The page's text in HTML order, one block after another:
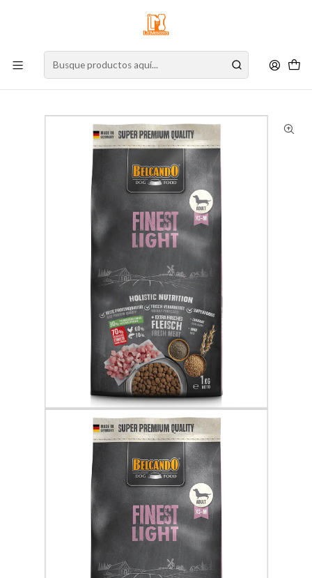
Nuestro stock online es independiente de la tienda física.
Compre por la web para garantizar sus productos y espere nuestra
Perro Alimento para Perros
Cuidados Especiales
Sobrepeso - Light
Belcando Finest Light